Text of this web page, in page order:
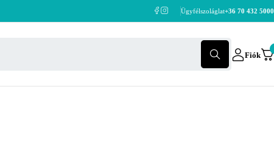
Ügyfélszoláglat+36 70 432 5000
Fiók